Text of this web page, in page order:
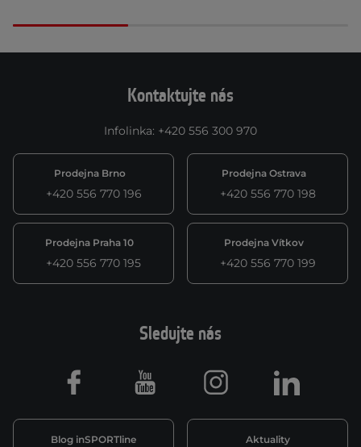
Kontaktujte nás
Infolinka: +420 556 300 970
Prodejna Brno
+420 556 770 196
Prodejna Ostrava
+420 556 770 198
Prodejna Praha 10
+420 556 770 195
Prodejna Vítkov
+420 556 770 199
Sledujte nás
Blog inSPORTline Aktuality
Facebook Youtube Instagram LinkedIn